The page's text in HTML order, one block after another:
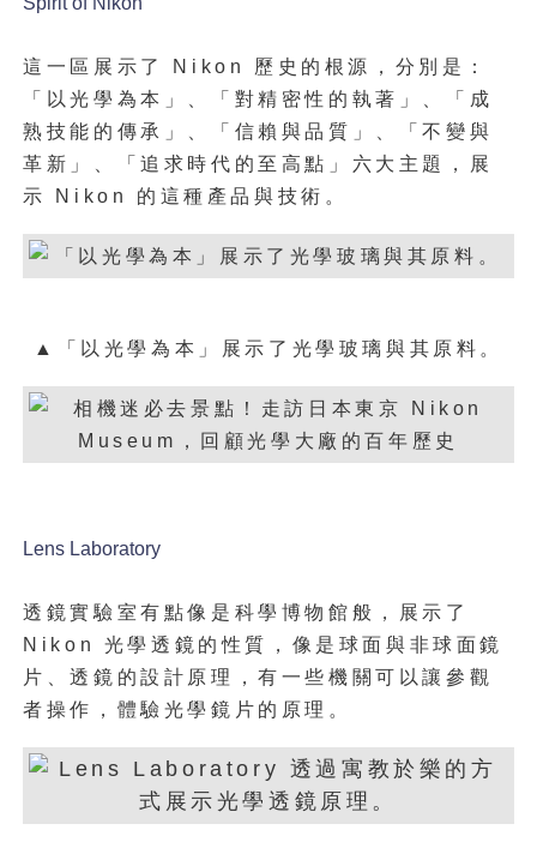
這一區展示了 Nikon 歷史的根源，分別是：
「以光學為本」、「對精密性的執著」、「成
熟技能的傳承」、「信賴與品質」、「不變與
革新」、「追求時代的至高點」六大主題，展
示 Nikon 的這種產品與技術。
▲「以光學為本」展示了光學玻璃與其原料。
Lens Laboratory
透鏡實驗室有點像是科學博物館般，展示了
Nikon 光學透鏡的性質，像是球面與非球面鏡
片、透鏡的設計原理，有一些機關可以讓參觀
者操作，體驗光學鏡片的原理。